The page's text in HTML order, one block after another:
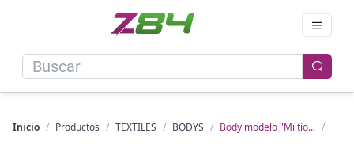
Inicio / Productos / TEXTILES / BODYS / Body modelo "Mi tío... /